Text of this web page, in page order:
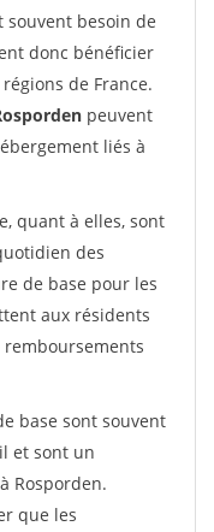
souvent besoin de
donc bénéficier
de France.
peuvent
liés à
quant à elles, sont
des
de base pour les
aux résidents
base sont souvent
et sont un
Rosporden.
que les